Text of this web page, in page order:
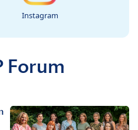
Instagram
Forum